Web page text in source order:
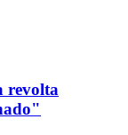
revolta